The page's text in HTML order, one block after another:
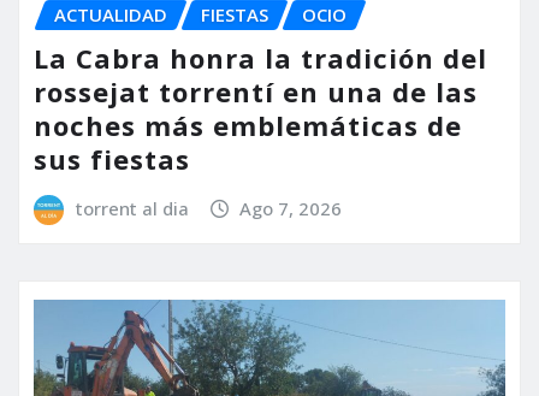
ACTUALIDAD FIESTAS OCIO
La Cabra honra la tradición del
rossejat torrentí en una de las
noches más emblemáticas de
sus fiestas
torrent al dia Ago 7, 2026